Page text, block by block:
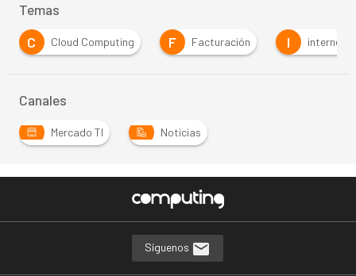
Temas
C
Cloud Computing F Facturación I internet
Canales
Mercado TI Noticias
Síguenos